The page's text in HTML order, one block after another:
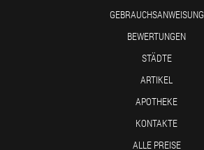
GEBRAUCHSANWEISUNG
BEWERTUNGEN
STÄDTE
ARTIKEL
APOTHEKE
KONTAKTE
ALLE PREISE